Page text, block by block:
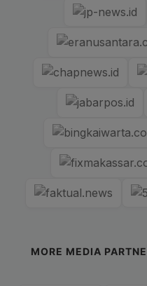
MORE MEDIA